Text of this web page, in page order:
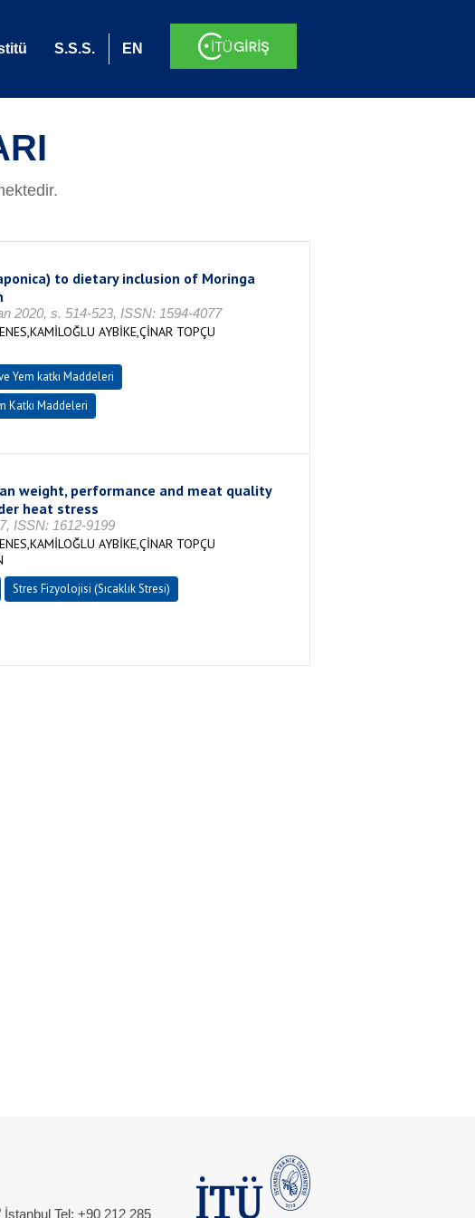
S.S.S. EN
to dietary inclusion of Moringa
2020, s. 514-523, ISSN: 1594-4077
AYBİKE,ÇİNAR TOPÇU
Yem katkı Maddeleri
Katkı Maddeleri
weight, performance and meat quality
heat stress
ISSN: 1612-9199
AYBİKE,ÇİNAR TOPÇU
Stres Fizyolojisi (Sıcaklık Stresi)
Tel: +90 212 285